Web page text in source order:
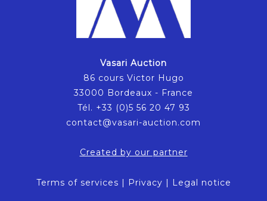
Vasari Auction
86 cours Victor Hugo
33000 Bordeaux - France
Tél. +33 (0)5 56 20 47 93
contact@vasari-auction.com
Created by our partner
Terms of services | Privacy | Legal notice